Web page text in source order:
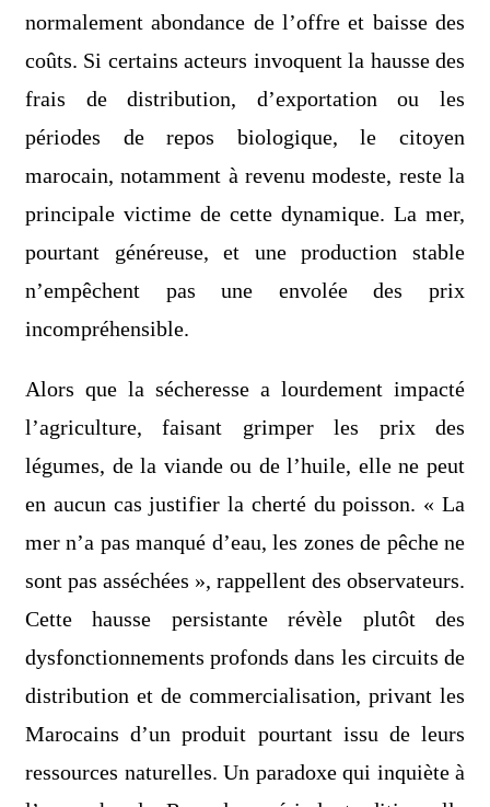
normalement abondance de l’offre et baisse des
coûts. Si certains acteurs invoquent la hausse des
frais de distribution, d’exportation ou les
périodes de repos biologique, le citoyen
marocain, notamment à revenu modeste, reste la
principale victime de cette dynamique. La mer,
pourtant généreuse, et une production stable
n’empêchent pas une envolée des prix
incompréhensible.
Alors que la sécheresse a lourdement impacté
l’agriculture, faisant grimper les prix des
légumes, de la viande ou de l’huile, elle ne peut
en aucun cas justifier la cherté du poisson. « La
mer n’a pas manqué d’eau, les zones de pêche ne
sont pas asséchées », rappellent des observateurs.
Cette hausse persistante révèle plutôt des
dysfonctionnements profonds dans les circuits de
distribution et de commercialisation, privant les
Marocains d’un produit pourtant issu de leurs
ressources naturelles. Un paradoxe qui inquiète à